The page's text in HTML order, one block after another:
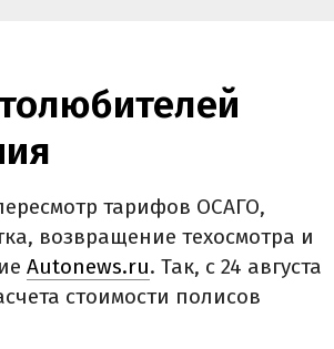
тарифов ОСАГО,
возвращение техосмотра и
Autonews.ru. Так, с 24 августа
стоимости полисов